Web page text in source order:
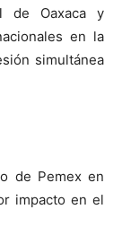
de Oaxaca y
en la
simultánea
de Pemex en
impacto en el